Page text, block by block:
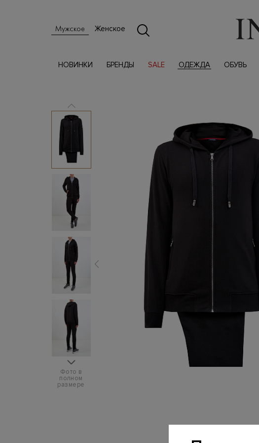
Мужское Женское
НОВИНКИ БРЕНДЫ SALE ОДЕЖДА ОБУВЬ
Фото в
полном
размере